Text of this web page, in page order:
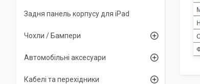
Задня панель корпусу для iPad
Чохли / Бампери
Автомобільні аксесуари
Кабелі та перехідники